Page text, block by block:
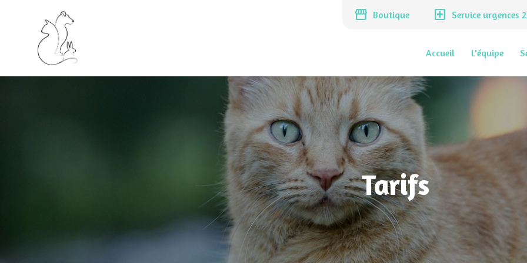
storefront Boutique local_hospital Service urgences
Accueil L'équipe
Tarifs